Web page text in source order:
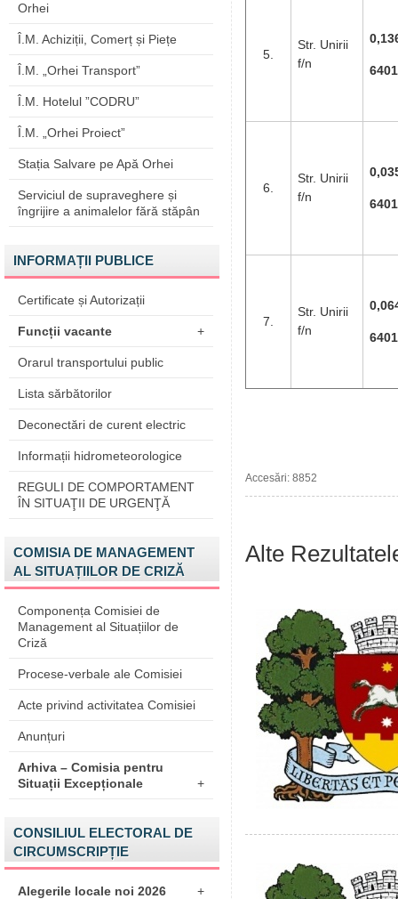
Orhei
Î.M. Achiziții, Comerț și Piețe
Î.M. „Orhei Transport”
Î.M. Hotelul ”CODRU”
Î.M. „Orhei Proiect”
Stația Salvare pe Apă Orhei
Serviciul de supraveghere și
îngrijire a animalelor fără stăpân
INFORMAȚII PUBLICE
Certificate și Autorizații
Funcții vacante +
Orarul transportului public
Lista sărbătorilor
Deconectări de curent electric
Informații hidrometeorologice
REGULI DE COMPORTAMENT
ÎN SITUAŢII DE URGENŢĂ
COMISIA DE MANAGEMENT
AL SITUAȚIILOR DE CRIZĂ
Componența Comisiei de
Management al Situațiilor de
Criză
Procese-verbale ale Comisiei
Acte privind activitatea Comisiei
Anunțuri
Arhiva – Comisia pentru
Situații Excepționale
+
CONSILIUL ELECTORAL DE
CIRCUMSCRIPȚIE
Alegerile locale noi 2026 +
5.
Str. Unirii
f/n
6.
Str. Unirii
f/n
7.
Str. Unirii
f/n
Accesări: 8852
Alte